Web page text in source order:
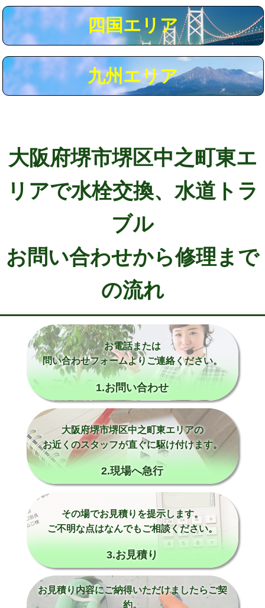
四国エリア
九州エリア
大阪府堺市堺区中之町東エ
リアで水栓交換、水道トラ
ブル
お問い合わせから修理まで
の流れ
お電話または
問い合わせフォームよりご連絡ください。
1.お問い合わせ
大阪府堺市堺区中之町東エリアの
お近くのスタッフが直ぐに駆け付けます。
2.現場へ急行
その場でお見積りを提示します。
ご不明な点はなんでもご相談ください。
3.お見積り
お見積り内容にご納得いただけましたらご契
約。